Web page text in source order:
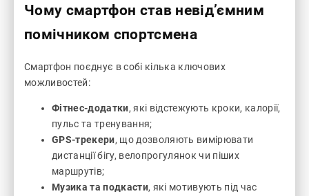
Чому смартфон став невід’ємним
помічником спортсмена
Смартфон поєднує в собі кілька ключових
можливостей:
Фітнес-додатки, які відстежують кроки, калорії,
пульс та тренування;
GPS-трекери, що дозволяють вимірювати
дистанції бігу, велопрогулянок чи піших
маршрутів;
Музика та подкасти, які мотивують під час